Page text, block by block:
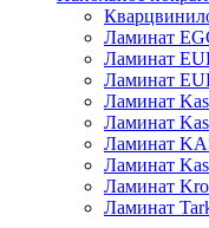
Ламинат
Ламинат
Ламинат
Ламинат
Ламинат
Ламинат
Ламинат
Ламинат
Ламинат